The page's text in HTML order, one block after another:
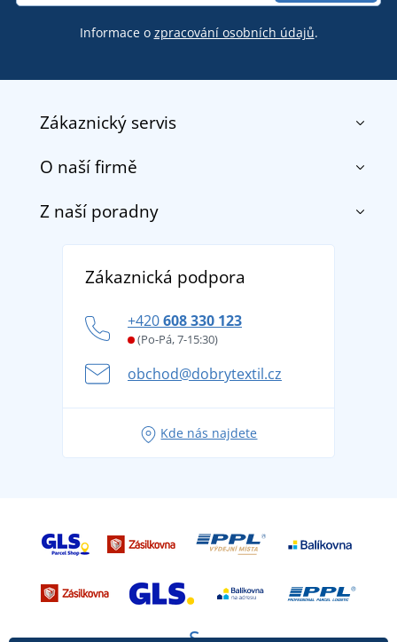
Informace o zpracování osobních údajů.
Zákaznický servis
Kontakt
Doprava a platba
Vrácení zboží a reklamace
Potisk a výšivka
Věrnostní program BONTIS +
O naší firmě
O nás
DobrýTextil pro firmy a organizace
Z naší poradny
tradicí od roku 1976
Letní dobrodružství začíná balením aneb připravte
se na dovolenou bez starostí
Tipy na svěží outfity pro pohodové léto
Zákaznická podpora
+420608 330 123
(Po-Pá, 7-15:30)
obchod@dobrytextil.cz
Kde nás najdete